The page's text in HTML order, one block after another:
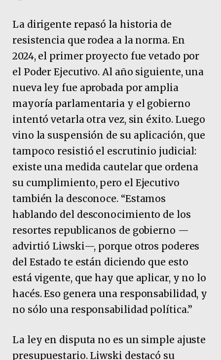
La dirigente repasó la historia de
resistencia que rodea a la norma. En
2024, el primer proyecto fue vetado por
el Poder Ejecutivo. Al año siguiente, una
nueva ley fue aprobada por amplia
mayoría parlamentaria y el gobierno
intentó vetarla otra vez, sin éxito. Luego
vino la suspensión de su aplicación, que
tampoco resistió el escrutinio judicial:
existe una medida cautelar que ordena
su cumplimiento, pero el Ejecutivo
también la desconoce. “Estamos
hablando del desconocimiento de los
resortes republicanos de gobierno —
advirtió Liwski—, porque otros poderes
del Estado te están diciendo que esto
está vigente, que hay que aplicar, y no lo
hacés. Eso genera una responsabilidad, y
no sólo una responsabilidad política.”
La ley en disputa no es un simple ajuste
presupuestario. Liwski destacó su